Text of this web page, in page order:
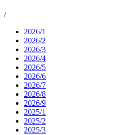
/
2026/1
2026/2
2026/3
2026/4
2026/5
2026/6
2026/7
2026/8
2026/9
2025/1
2025/2
2025/3